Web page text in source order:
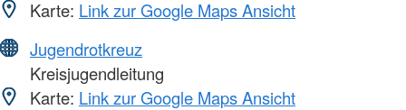
Karte: Link zur Google Maps Ansicht
Jugendrotkreuz
Kreisjugendleitung
Karte: Link zur Google Maps Ansicht